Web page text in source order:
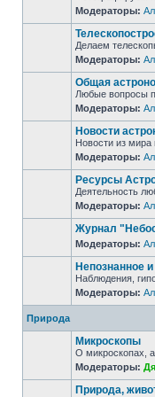
Модераторы:
Делаем
Модераторы:
Общая
Любые вопросы
Модераторы:
Новости
Новости из мира
Модераторы:
Ресурсы
Деятельность
Модераторы:
Журнал
Модераторы:
Непознанное
Наблюдения,
Модераторы:
Природа
Микроскопы
О микроскопах,
Модераторы:
Природа,